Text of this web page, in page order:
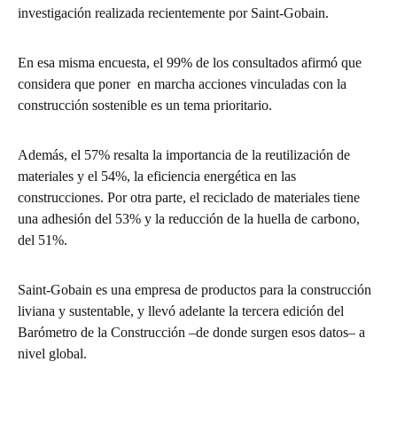
investigación realizada recientemente por Saint-Gobain.
En esa misma encuesta, el 99% de los consultados afirmó que
considera que poner en marcha acciones vinculadas con la
construcción sostenible es un tema prioritario.
Además, el 57% resalta la importancia de la reutilización de
materiales y el 54%, la eficiencia energética en las
construcciones. Por otra parte, el reciclado de materiales tiene
una adhesión del 53% y la reducción de la huella de carbono,
del 51%.
Saint-Gobain es una empresa de productos para la construcción
liviana y sustentable, y llevó adelante la tercera edición del
Barómetro de la Construcción –de donde surgen esos datos– a
nivel global.